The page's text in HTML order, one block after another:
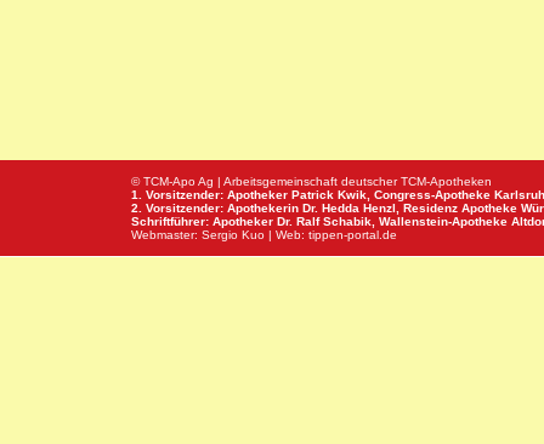
© TCM-Apo Ag | Arbeitsgemeinschaft deutscher TCM-Apotheken
1. Vorsitzender: Apotheker Patrick Kwik, Congress-Apotheke
2. Vorsitzender: Apothekerin Dr. Hedda Henzl, Residenz Apotheke
Schriftführer: Apotheker Dr. Ralf Schabik, Wallenstein-Apotheke
Webmaster: Sergio Kuo | Web: tippen-portal.de